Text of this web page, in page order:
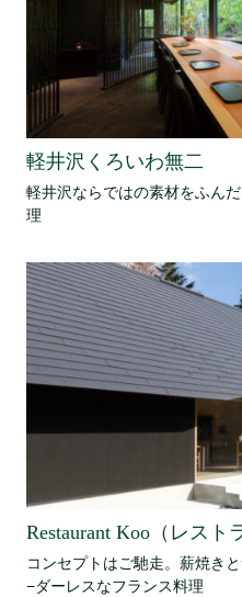
軽井沢くろいわ無二
軽井沢ならではの素材をふん
理
Restaurant Koo（レスト
コンセプトはご馳走。薪焼き
−ダーレスなフランス料理